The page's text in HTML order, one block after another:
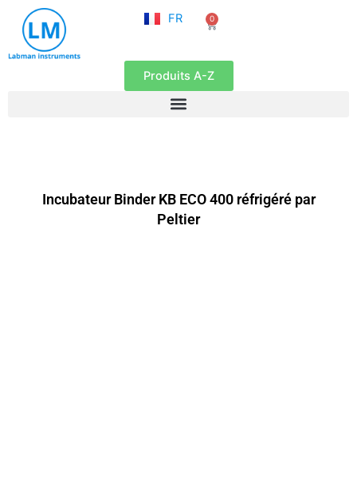
contenu
FR
EN
0
Panier
Produits A-Z
Incubateur Binder KB ECO 400 réfrigéré par
Peltier